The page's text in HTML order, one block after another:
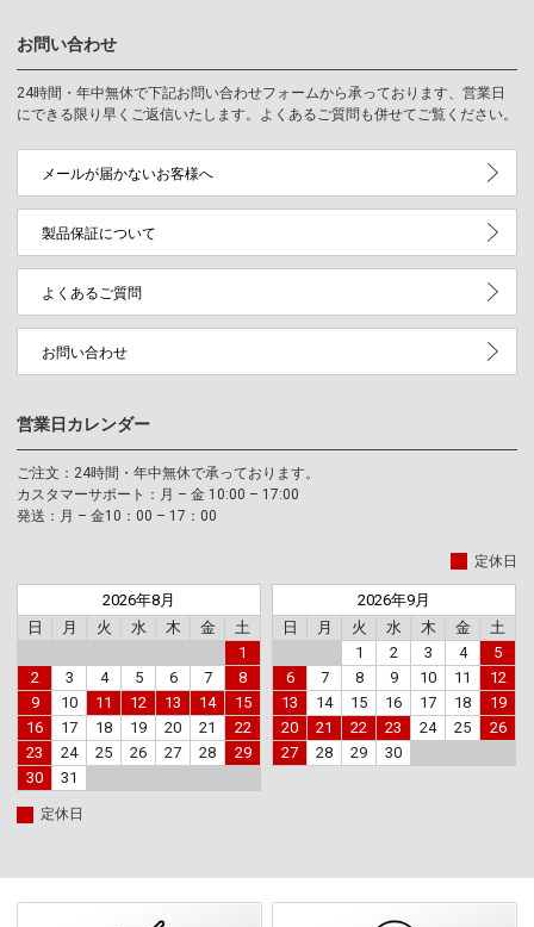
お問い合わせ
24時間・年中無休で下記お問い合わせフォームから承っております、営業日
にできる限り早くご返信いたします。よくあるご質問も併せてご覧ください。
メールが届かないお客様へ
製品保証について
よくあるご質問
お問い合わせ
営業日カレンダー
ご注文：24時間・年中無休で承っております。
カスタマーサポート：月 – 金 10:00 – 17:00
発送：月 – 金10：00 – 17：00
定休日
2026年8月
日
月 火 水 木 金
土
1
2
3 4 5 6 7
8
9
10 11 12 13 14
15
16
17 18 19 20 21
22
23
24 25 26 27 28
29
30
31
2026年9月
日
月 火 水 木 金
土
1
2 3 4
5
6
7 8 9 10 11
12
13
14 15 16 17 18
19
20
21 22 23 24 25
26
27
28 29 30
定休日